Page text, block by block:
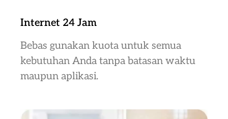
Internet 24 Jam
Bebas gunakan kuota untuk semua
kebutuhan Anda tanpa batasan waktu
maupun aplikasi.